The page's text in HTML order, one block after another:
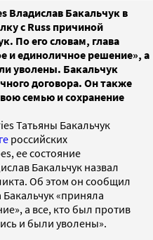
Владислав Бакальчук в
с Russ причиной
По его словам, глава
и единоличное решение», а
уволены. Бакальчук
договора. Он также
семью и сохранение
Татьяны Бакальчук
российских
ее состояние
Бакальчук назвал
Об этом он сообщил
«приняла
а все, кто был против
и были уволены».